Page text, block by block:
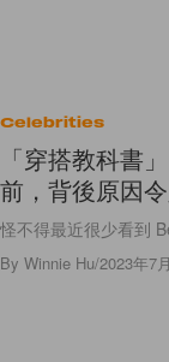
Celebrities
「穿搭教科書
前，背後原因
怪不得最近很少看到
By Winnie Hu/2023年7